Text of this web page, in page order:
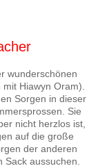
wunderschönen
Hiawyn Oram).
Sorgen in dieser
Sie
nicht herzlos ist,
auf die große
der anderen
aussuchen.